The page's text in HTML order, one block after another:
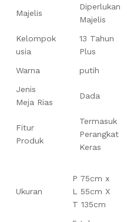
Majelis
Diperlukan
Majelis
Kelompok
usia
13 Tahun
Plus
Warna
putih
Jenis
Meja Rias
Dada
Fitur
Produk
Termasuk
Perangkat
Keras
Ukuran
P 75cm x
L 55cm X
T 135cm